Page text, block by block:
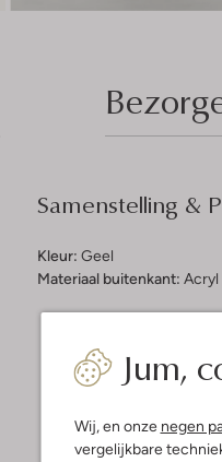
Jum,
Wij, en onze negen
vergelijkbare
Samenstelling &
Kleur: Geel
Materiaal buitenkant: Acryl